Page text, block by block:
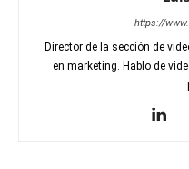
https://
Director de la sección de
en marketing. Hablo de